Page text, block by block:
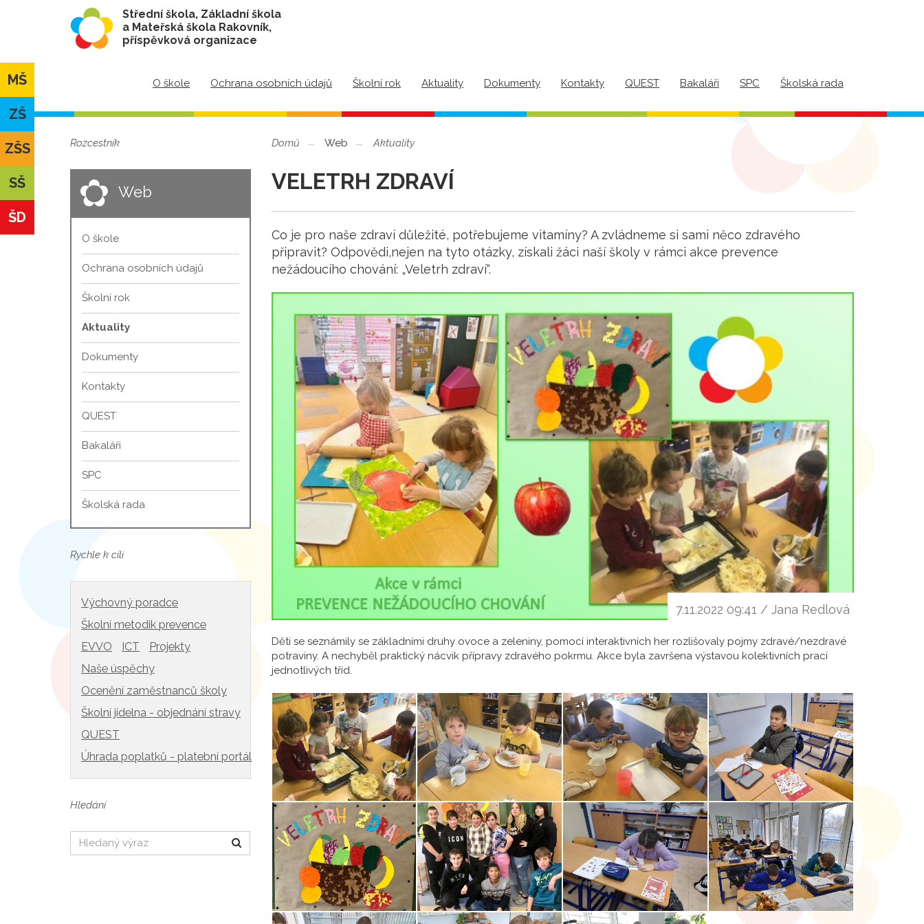
Střední škola, Základní škola
a Mateřská škola Rakovník,
příspěvková organizace
O škole Ochrana osobních údajů Školní rok Aktuality Dokumenty Kontakty QUEST Bakaláři SPC Školská rada
MŠ
ZŠ
ZŠS
SŠ
ŠD
Rozcestník
Web
O škole
Ochrana osobních údajů
Školní rok
Aktuality
Dokumenty
Kontakty
QUEST
Bakaláři
SPC
Školská rada
Rychle k cíli
Výchovný poradce
Školní metodik prevence
EVVO
ICT
Projekty
Naše úspěchy
Ocenění zaměstnanců školy
Školní jídelna - objednání stravy
QUEST
Úhrada poplatků - platební portál
Hledání
Hledat
Domů Web Aktuality
VELETRH ZDRAVÍ
Co je pro naše zdraví důležité, potřebujeme vitamíny? A zvládneme si sami něco zdravého
připravit? Odpovědi,nejen na tyto otázky, získali žáci naší školy v rámci akce prevence
nežádoucího chování: „Veletrh zdraví“.
7.11.2022 09:41 / Jana Redlová
Děti se seznámily se základními druhy ovoce a zeleniny, pomocí interaktivních her rozlišovaly pojmy zdravé/nezdravé
potraviny. A nechyběl praktický nácvik přípravy zdravého pokrmu. Akce byla završena výstavou kolektivních prací
jednotlivých tříd.